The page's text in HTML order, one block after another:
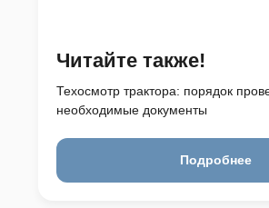
Читайте также!
Техосмотр трактора: порядок
необходимые документы
Подробнее